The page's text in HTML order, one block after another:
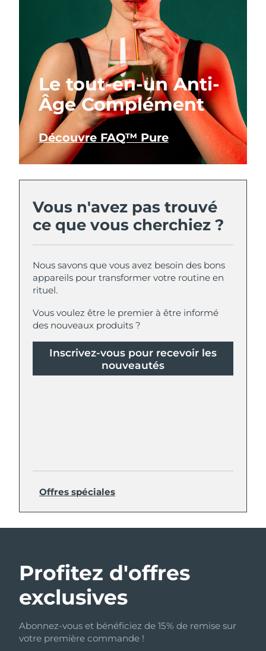
Le tout-en-un Anti-
Âge Complément
Découvre FAQ™ Pure
Vous n'avez pas trouvé
ce que vous cherchiez ?
Nous savons que vous avez besoin des bons
appareils pour transformer votre routine en
rituel.
Vous voulez être le premier à être informé
des nouveaux produits ?
Inscrivez-vous pour recevoir les
nouveautés
Offres spéciales
Profitez d'offres
exclusives
Abonnez-vous et bénéficiez de 15% de remise sur
votre première commande !